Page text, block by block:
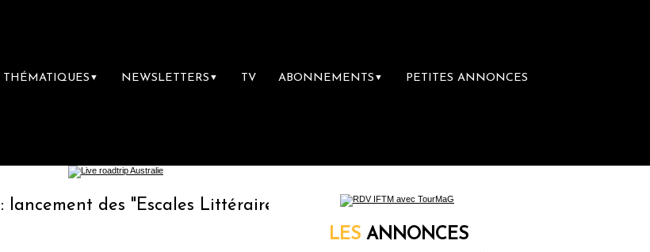
THÉMATIQUES ▼ NEWSLETTERS ▼ TV ABONNEMENTS ▼ PETITES ANNONCES
des "Escales Littéraires", la première librairie du voyage
LES ANNONCES